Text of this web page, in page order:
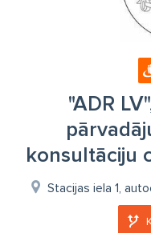
"ADR
konsultāciju
Stacijas iela 1,